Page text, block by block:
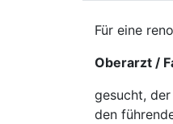
Für eine
Oberarzt /
gesucht,
den